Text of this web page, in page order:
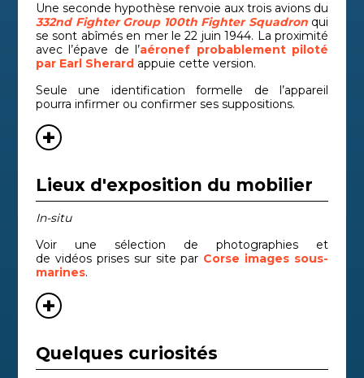
Une seconde hypothèse renvoie aux trois avions du
332nd Fighter Group 100th Fighter Squadronqui
se sont abîmés en mer le 22 juin 1944. La proximité
avec l’épave de l’aéronef probablement piloté
par Earl Sherard appuie cette version.
Seule une identification formelle de l’appareil
pourra infirmer ou confirmer ses suppositions.
Lieux d'exposition du mobilier
In-situ
Voir une sélection de photographies et
de vidéos prises sur site par Corse images sous-
marines.
Quelques curiosités